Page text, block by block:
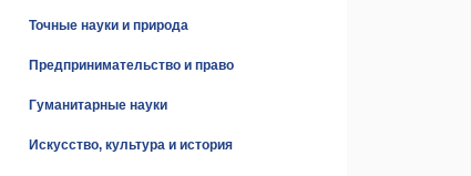
Точные науки и природа
Предпринимательство и право
Гуманитарные науки
Искусство, культура и история